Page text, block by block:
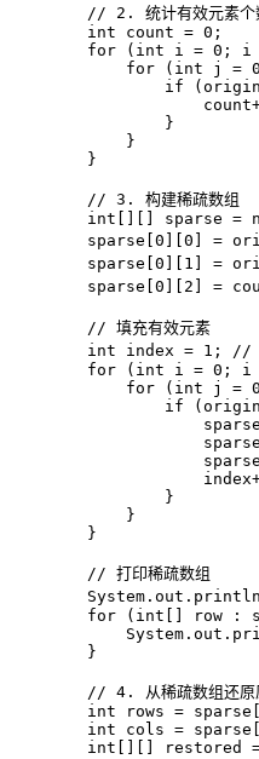
// 2. 统计有效元素个
int
count = 0 ;
for ( int i = 0 ; i
for ( int j = 0
if
                }
            }
        }
// 3. 构建稀疏数组
int [][] sparse =
        sparse[
0 0 ] =
        sparse[
0 1 ] =
        sparse[
0 2 ]
// 填充有效元素
int
index = 1 ; //
for ( int i = 0 ; i
for ( int j = 0
if
                }
            }
        }
// 打印稀疏数组
for ( int [] row :
        }
// 4. 从稀疏数组还原
int
rows = sparse[
int
cols = sparse[
int [][] restored